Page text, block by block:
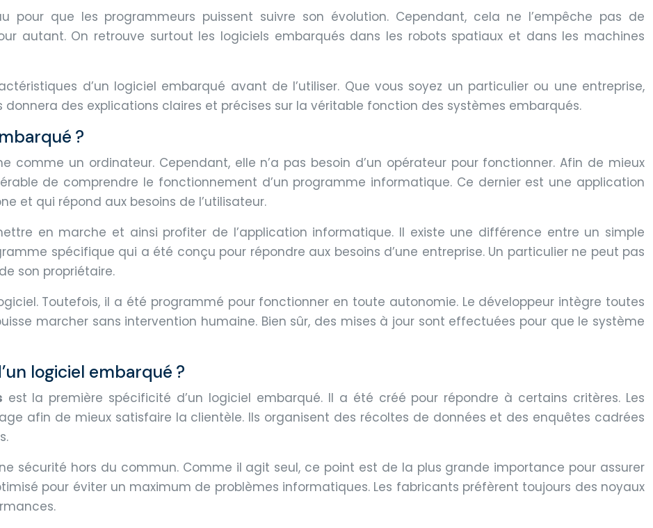
pour que les programmeurs puissent suivre son évolution. Cependant, cela ne l’empêche pas de
autant. On retrouve surtout les logiciels embarqués dans les robots spatiaux et dans les machines
d’un logiciel embarqué avant de l’utiliser. Que vous soyez un particulier ou une entreprise,
donnera des explications claires et précises sur la véritable fonction des systèmes embarqués.
?
comme un ordinateur. Cependant, elle n’a pas besoin d’un opérateur pour fonctionner. Afin de mieux
de comprendre le fonctionnement d’un programme informatique. Ce dernier est une application
et qui répond aux besoins de l’utilisateur.
en marche et ainsi profiter de l’application informatique. Il existe une différence entre un simple
spécifique qui a été conçu pour répondre aux besoins d’une entreprise. Un particulier ne peut pas
son propriétaire.
Toutefois, il a été programmé pour fonctionner en toute autonomie. Le développeur intègre toutes
marcher sans intervention humaine. Bien sûr, des mises à jour sont effectuées pour que le système
logiciel embarqué ?
est la première spécificité d’un logiciel embarqué. Il a été créé pour répondre à certains critères. Les
afin de mieux satisfaire la clientèle. Ils organisent des récoltes de données et des enquêtes cadrées
sécurité hors du commun. Comme il agit seul, ce point est de la plus grande importance pour assurer
pour éviter un maximum de problèmes informatiques. Les fabricants préfèrent toujours des noyaux